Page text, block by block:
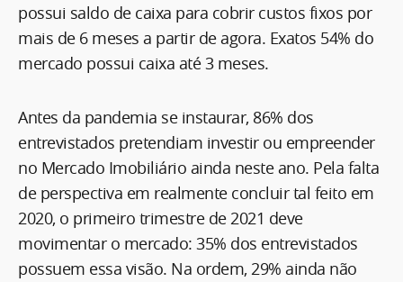
possui saldo de caixa para cobrir custos fixos por
mais de 6 meses a partir de agora. Exatos 54% do
mercado possui caixa até 3 meses.
Antes da pandemia se instaurar, 86% dos
entrevistados pretendiam investir ou empreender
no Mercado Imobiliário ainda neste ano. Pela falta
de perspectiva em realmente concluir tal feito em
2020, o primeiro trimestre de 2021 deve
movimentar o mercado: 35% dos entrevistados
possuem essa visão. Na ordem, 29% ainda não